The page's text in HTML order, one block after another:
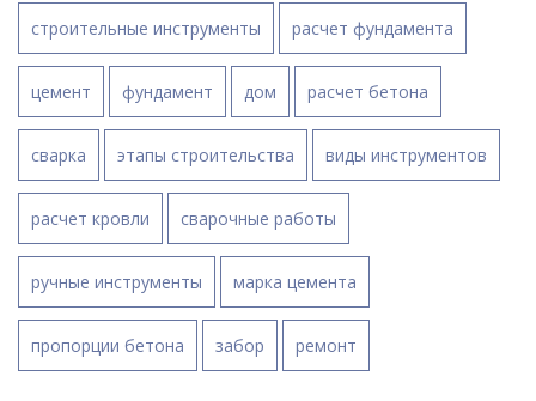
строительные инструменты расчет фундамента
цемент фундамент дом расчет бетона
сварка этапы строительства виды инструментов
расчет кровли сварочные работы
ручные инструменты марка цемента
пропорции бетона забор ремонт